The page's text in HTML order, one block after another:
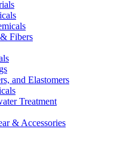
Fibers
and Elastomers
Treatment
& Accessories